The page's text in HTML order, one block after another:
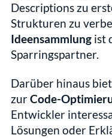
Descriptions zu
Ideensammlung ist
Sparringspartner.
Darüber hinaus
zur Code-
Entwickler
Lösungen oder